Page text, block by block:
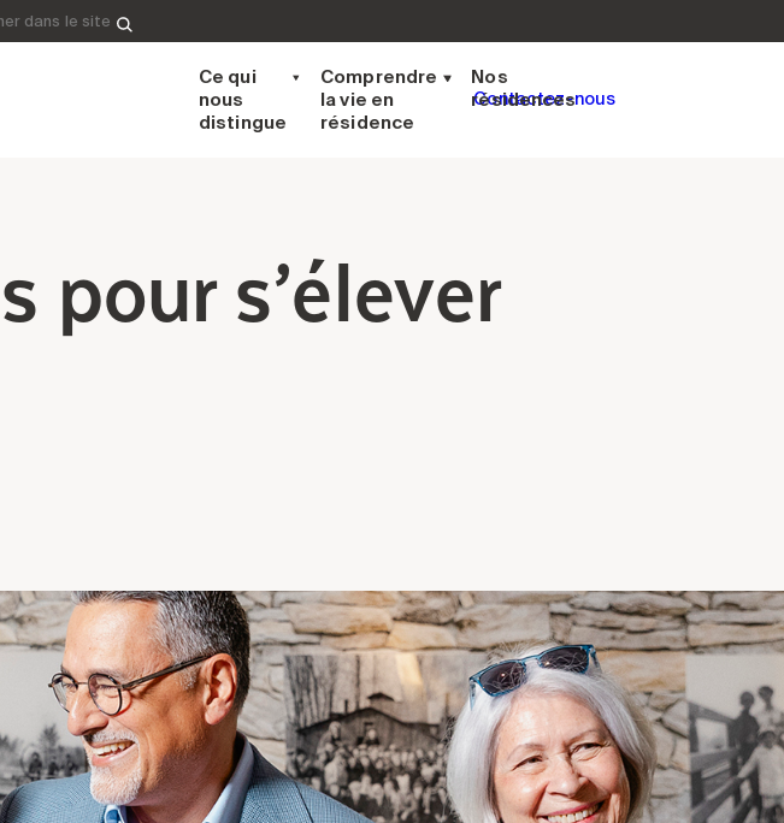
Ce qui
nous
distingue
Comprendre
la vie en
résidence
Nos
résidences
Contactez-nous
pour s’élever